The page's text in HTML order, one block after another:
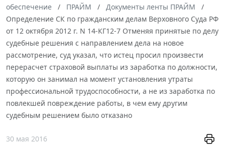
обеспечение
ПРАЙМ
Документы ленты ПРАЙМ
Определение СК по гражданским делам Верховного Суда РФ
от 12 октября 2012 г. N 14-КГ12-7 Отменяя принятые по делу
судебные решения с направлением дела на новое
рассмотрение, суд указал, что истец просил произвести
перерасчет страховой выплаты из заработка по должности,
которую он занимал на момент установления утраты
профессиональной трудоспособности, а не из заработка по
повлекшей повреждение работы, в чем ему другим
судебным решением было отказано
30 мая 2016